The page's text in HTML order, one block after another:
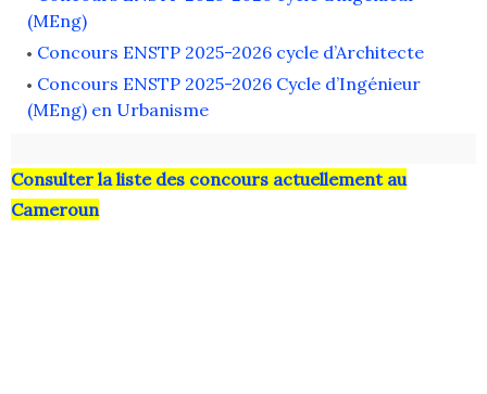
(MEng)
Concours ENSTP 2025-2026 cycle d’Architecte
Concours ENSTP 2025-2026 Cycle d’Ingénieur
(MEng) en Urbanisme
Consulter la liste des concours actuellement au
Cameroun